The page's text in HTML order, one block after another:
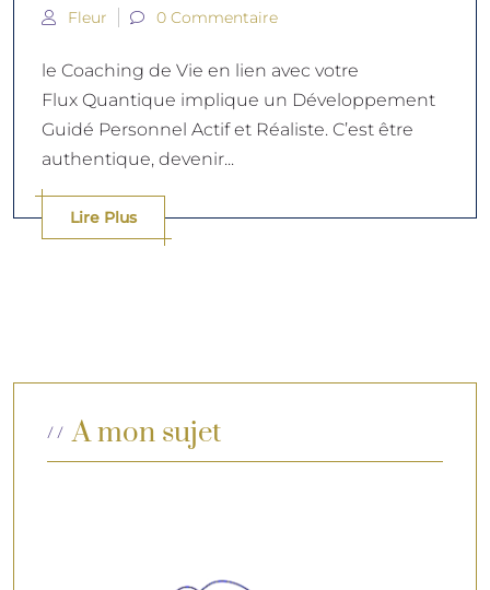
Fleur 0 Commentaire
le Coaching de Vie en lien avec votre
Flux Quantique implique un Développement
Guidé Personnel Actif et Réaliste. C’est être
authentique, devenir...
Lire Plus
A mon sujet